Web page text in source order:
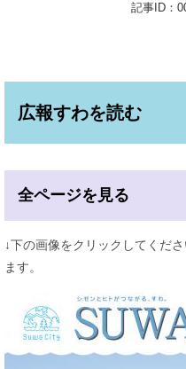
記事ID：
広報すわを読む
全ページを見る
↓下の画像をクリックしてくだ
ます。